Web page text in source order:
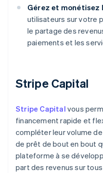
Gérez et monétisez
utilisateurs sur votre
le partage des
paiements et les
Stripe Capital
Stripe Capital vous
financement rapide et
compléter leur volume de
de prêt de bout en bout
plateforme à se
part des revenus sur